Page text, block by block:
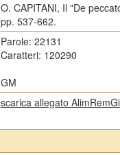
O. CAPITANI, Il "De
pp. 537-662.
Parole: 22131
Caratteri: 120290
GM
scarica allegato